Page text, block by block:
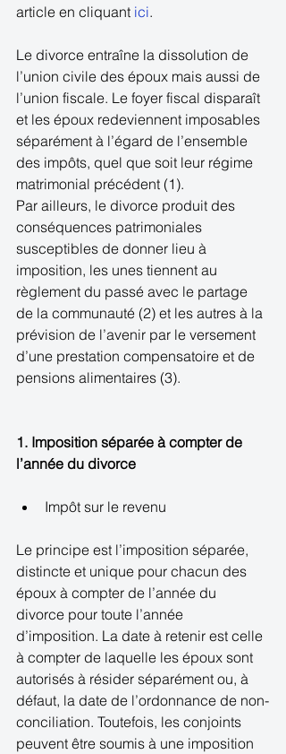
article en cliquant ici.
Le divorce entraîne la dissolution de
l’union civile des époux mais aussi de
l’union fiscale. Le foyer fiscal disparaît
et les époux redeviennent imposables
séparément à l’égard de l’ensemble
des impôts, quel que soit leur régime
matrimonial précédent (1).
Par ailleurs, le divorce produit des
conséquences patrimoniales
susceptibles de donner lieu à
imposition, les unes tiennent au
règlement du passé avec le partage
de la communauté (2) et les autres à la
prévision de l’avenir par le versement
d’une prestation compensatoire et de
pensions alimentaires (3).
1. Imposition séparée à compter de
l’année du divorce
Impôt sur le revenu
Le principe est l’imposition séparée,
distincte et unique pour chacun des
époux à compter de l’année du
divorce pour toute l’année
d’imposition. La date à retenir est celle
à compter de laquelle les époux sont
autorisés à résider séparément ou, à
défaut, la date de l’ordonnance de non-
conciliation. Toutefois, les conjoints
peuvent être soumis à une imposition